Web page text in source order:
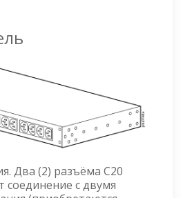
Два (2) разъёма C20
соединение с двумя